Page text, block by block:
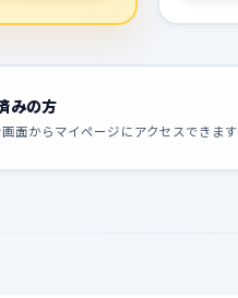
みの方
面からマイページにアクセスできます